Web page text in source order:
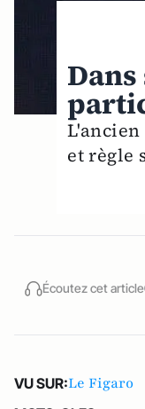
et règle
Écoutez cet article
VU SUR:Le Figaro